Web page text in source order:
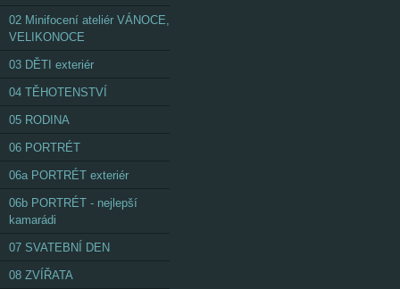
02 Minifocení ateliér VÁNOCE,
VELIKONOCE
03 DĚTI exteriér
04 TĚHOTENSTVÍ
05 RODINA
06 PORTRÉT
06a PORTRÉT exteriér
06b PORTRÉT - nejlepší
kamarádi
07 SVATEBNÍ DEN
08 ZVÍŘATA